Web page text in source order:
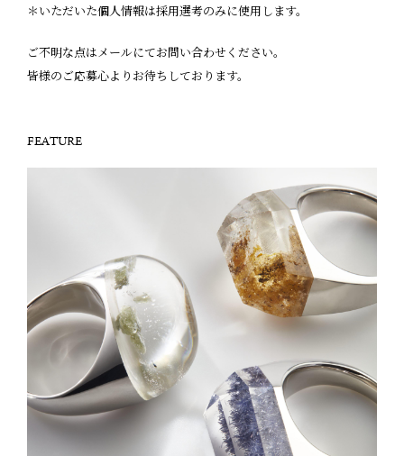
＊いただいた個人情報は採用選考のみに使用します。
ご不明な点はメールにてお問い合わせください。
皆様のご応募心よりお待ちしております。
FEATURE